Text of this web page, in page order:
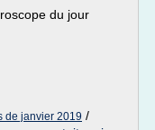
du jour
de janvier 2019 /